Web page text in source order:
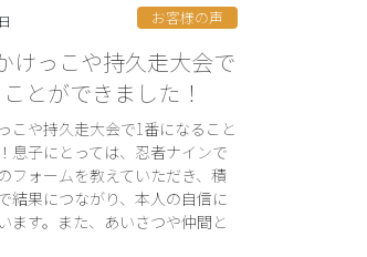
お客様の声
けっこや持久走大会で
とができました！
こや持久走大会で1番になること
息子にとっては、忍者ナインで
フォームを教えていただき、積
結果につながり、本人の自信に
ます。また、あいさつや仲間と